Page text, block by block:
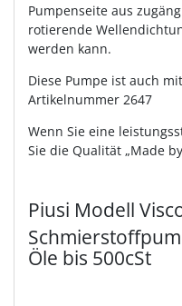
Pumpenseite aus
rotierende
werden kann.
Diese Pumpe ist auch
Artikelnummer 2647
Wenn Sie eine
Sie die Qualität „Made by
Piusi Modell
Öle bis 500cSt